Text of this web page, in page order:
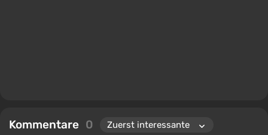
Kommentare 0